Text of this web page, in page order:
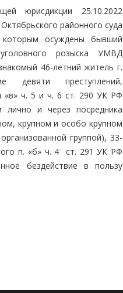
юрисдикции 25.10.2022
районного суда
которым осуждены бывший
розыска УМВД
46-летний житель г.
девяти преступлений,
«в» ч. 5 и ч. 6 ст. 290 УК РФ
лично и через посредника
крупном и особо крупном
группой), 33-
п. «б» ч. 4 ст. 291 УК РФ
бездействие в пользу